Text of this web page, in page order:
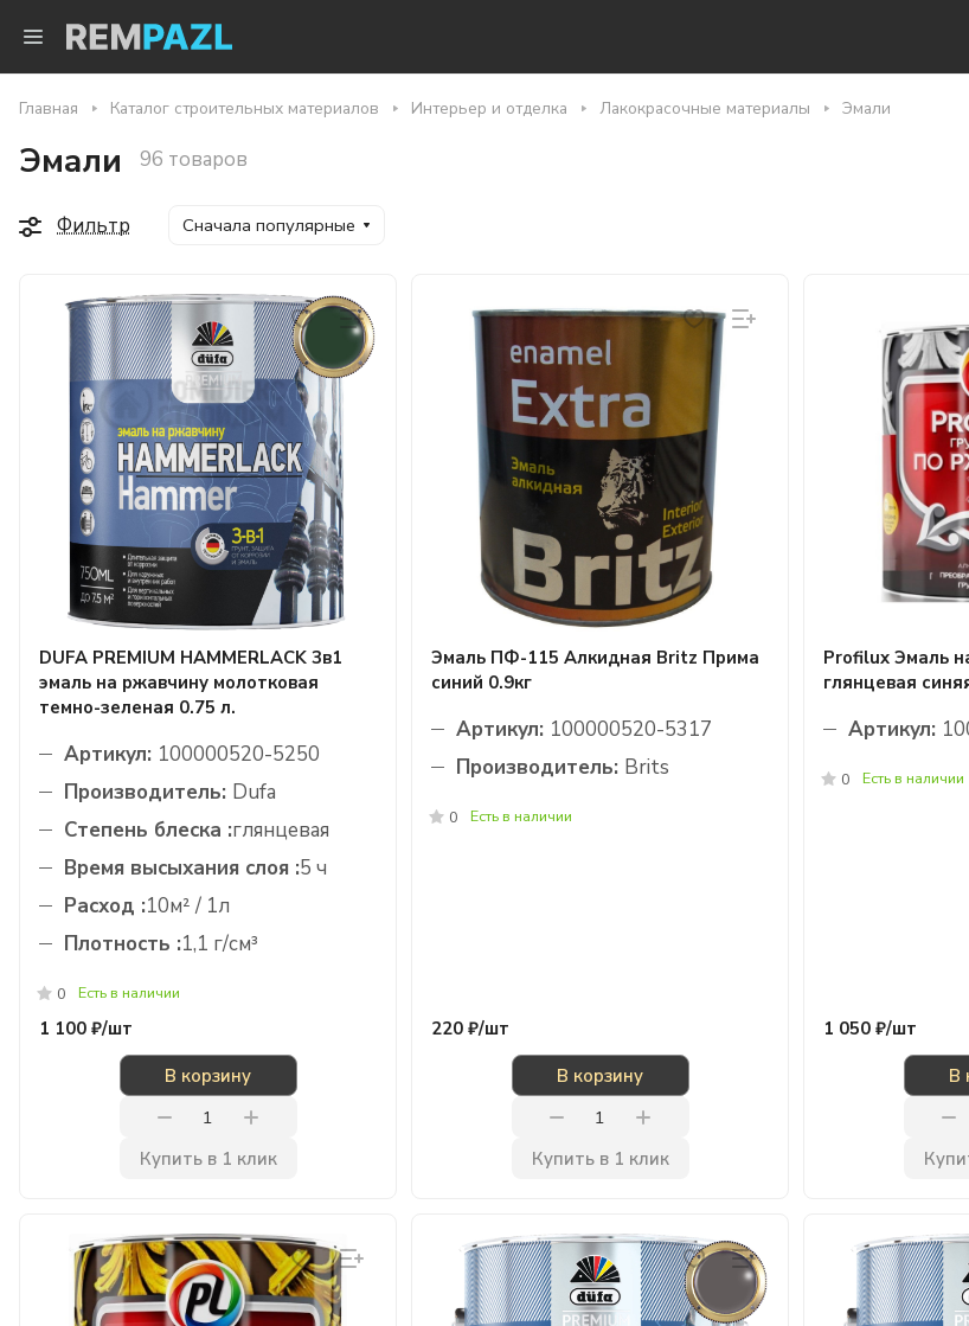
Главная Каталог строительных материалов Интерьер и отделка Лакокрасочные материалы Эмали
Эмали 96 товаров
Фильтр Сначала популярные
DUFA PREMIUM HAMMERLACK 3в1
эмаль на ржавчину молотковая
темно-зеленая 0.75 л.
Артикул: 100000520-5250
Производитель: Dufa
Степень блеска :глянцевая
Время высыхания слоя :5 ч
Расход :10м² / 1л
Плотность :1,1 г/см³
0 Есть в наличии
1 100 ₽/шт
В корзину
Купить в 1 клик
Эмаль ПФ-115 Алкидная Britz Прима
синий 0.9кг
Артикул: 100000520-5317
Производитель: Brits
0 Есть в наличии
220 ₽/шт
В корзину
Купить в 1 клик
Profilux Эмаль
глянцевая
Артикул:
0 Есть в наличии
1 050 ₽/шт
В